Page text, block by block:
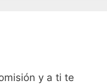
y a ti te